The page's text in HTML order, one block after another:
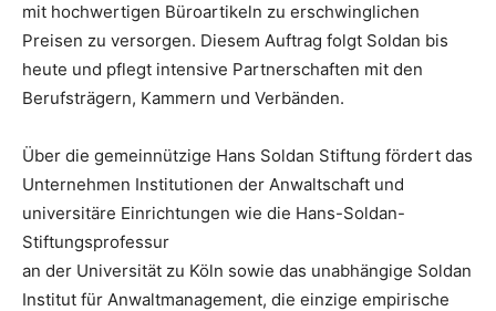
mit hochwertigen Büroartikeln zu erschwinglichen
Preisen zu versorgen. Diesem Auftrag folgt Soldan bis
heute und pflegt intensive Partnerschaften mit den
Berufsträgern, Kammern und Verbänden.
Über die gemeinnützige Hans Soldan Stiftung fördert das
Unternehmen Institutionen der Anwaltschaft und
universitäre Einrichtungen wie die Hans-Soldan-
Stiftungsprofessur
an der Universität zu Köln sowie das unabhängige Soldan
Institut für Anwaltmanagement, die einzige empirische